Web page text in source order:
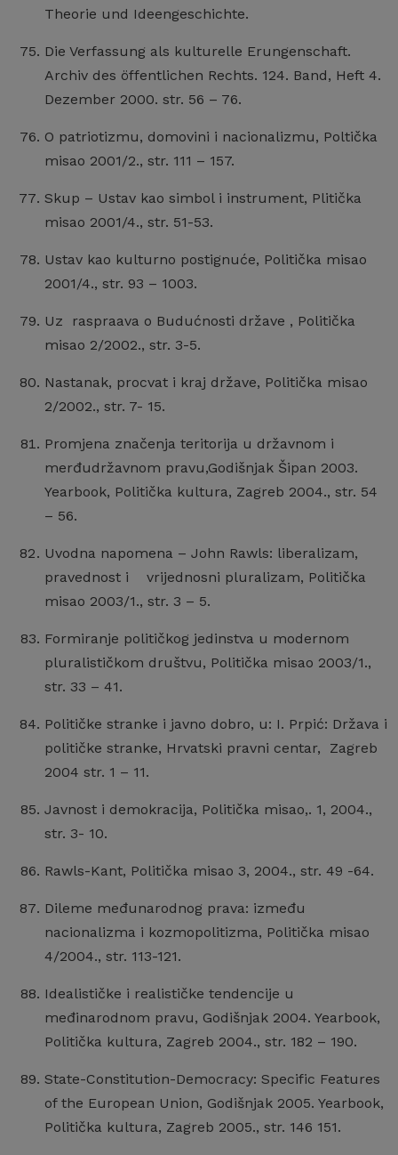
Theorie und Ideengeschichte.
Die Verfassung als kulturelle Erungenschaft.
Archiv des öffentlichen Rechts. 124. Band, Heft 4.
Dezember 2000. str. 56 – 76.
O patriotizmu, domovini i nacionalizmu, Poltička
misao 2001/2., str. 111 – 157.
Skup – Ustav kao simbol i instrument, Plitička
misao 2001/4., str. 51-53.
Ustav kao kulturno postignuće, Politička misao
2001/4., str. 93 – 1003.
Uz raspraava o Budućnosti države , Politička
misao 2/2002., str. 3-5.
Nastanak, procvat i kraj države, Politička misao
2/2002., str. 7- 15.
Promjena značenja teritorija u državnom i
merđudržavnom pravu,Godišnjak Šipan 2003.
Yearbook, Politička kultura, Zagreb 2004., str. 54
– 56.
Uvodna napomena – John Rawls: liberalizam,
pravednost i vrijednosni pluralizam, Politička
misao 2003/1., str. 3 – 5.
Formiranje političkog jedinstva u modernom
pluralističkom društvu, Politička misao 2003/1.,
str. 33 – 41.
Političke stranke i javno dobro, u: I. Prpić: Država i
političke stranke, Hrvatski pravni centar, Zagreb
2004 str. 1 – 11.
Javnost i demokracija, Politička misao,. 1, 2004.,
str. 3- 10.
Rawls-Kant, Politička misao 3, 2004., str. 49 -64.
Dileme međunarodnog prava: između
nacionalizma i kozmopolitizma, Politička misao
4/2004., str. 113-121.
Idealističke i realističke tendencije u
međinarodnom pravu, Godišnjak 2004. Yearbook,
Politička kultura, Zagreb 2004., str. 182 – 190.
State-Constitution-Democracy: Specific Features
of the European Union, Godišnjak 2005. Yearbook,
Politička kultura, Zagreb 2005., str. 146 151.